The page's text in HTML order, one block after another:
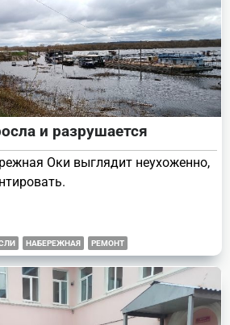
и разрушается
Оки выглядит неухоженно,
НАБЕРЕЖНАЯ РЕМОНТ